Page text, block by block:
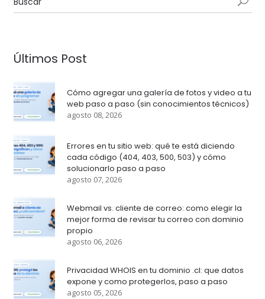
Últimos Post
Cómo agregar una galería de fotos y video a tu
web paso a paso (sin conocimientos técnicos)
agosto 08, 2026
Errores en tu sitio web: qué te está diciendo
cada código (404, 403, 500, 503) y cómo
solucionarlo paso a paso
agosto 07, 2026
Webmail vs. cliente de correo: como elegir la
mejor forma de revisar tu correo con dominio
propio
agosto 06, 2026
Privacidad WHOIS en tu dominio .cl: que datos
expone y como protegerlos, paso a paso
agosto 05, 2026